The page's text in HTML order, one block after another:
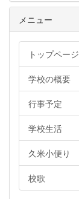
メニュー
トップページ
学校の概要
行事予定
学校生活
久米小便り
校歌